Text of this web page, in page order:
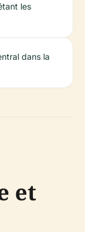
les
dans la
et